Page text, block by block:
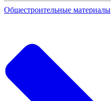
Общестроительные материалы